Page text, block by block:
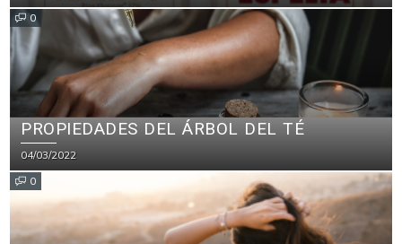
0
PROPIEDADES DEL ÁRBOL DEL TÉ
04/03/2022
0